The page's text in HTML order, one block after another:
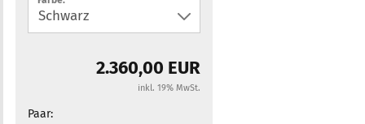
2.360,00 EUR
inkl. 19% MwSt.
Paar: